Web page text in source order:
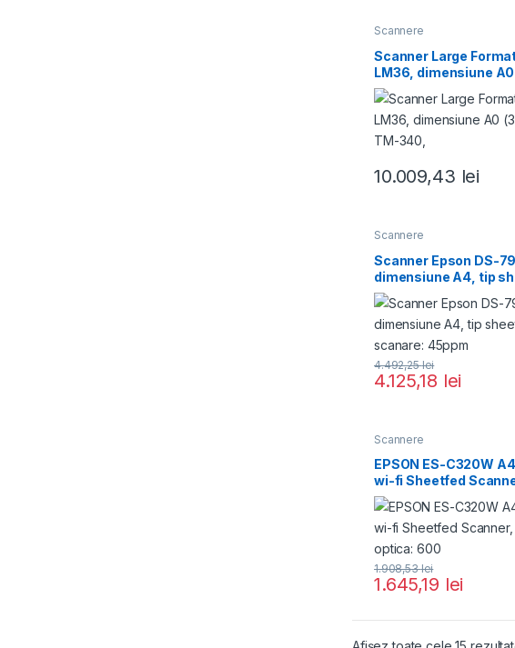
Scannere
Scanner Large
LM36, dimensiune A0
pentru TM-340,
10.009,43 lei
Scannere
Scanner Epson DS-
dimensiune A4, tip
viteza scanare: 45ppm
4.125,18 lei
4.492,25lei
Scannere
EPSON ES-C320W
wi-fi Sheetfed
optica: 600
1.645,19 lei
1.908,53lei